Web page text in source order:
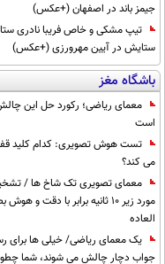
جیمز باند در اصفهان (+عکس)
تیپ مشکی و خاص فریبا نادری
ستایش در آیین مهرورزی (+عکس)
باشگاه مغز
است
تست هوش تصویری: کدام کلید قفل
می کند؟
مورد زیر 10 ثانیه برابر با دقت و
العاده
یک معمای ریاضی/ خیلی ها برای
جواب دچار چالش می شوند، شما